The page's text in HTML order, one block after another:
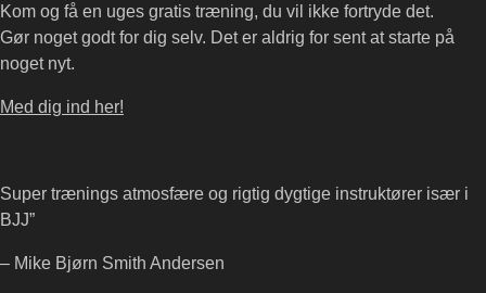
Kom og få en uges gratis træning, du vil ikke fortryde det.
Gør noget godt for dig selv. Det er aldrig for sent at starte på
noget nyt.
Med dig ind her!
Super trænings atmosfære og rigtig dygtige instruktører især i
BJJ”
– Mike Bjørn Smith Andersen